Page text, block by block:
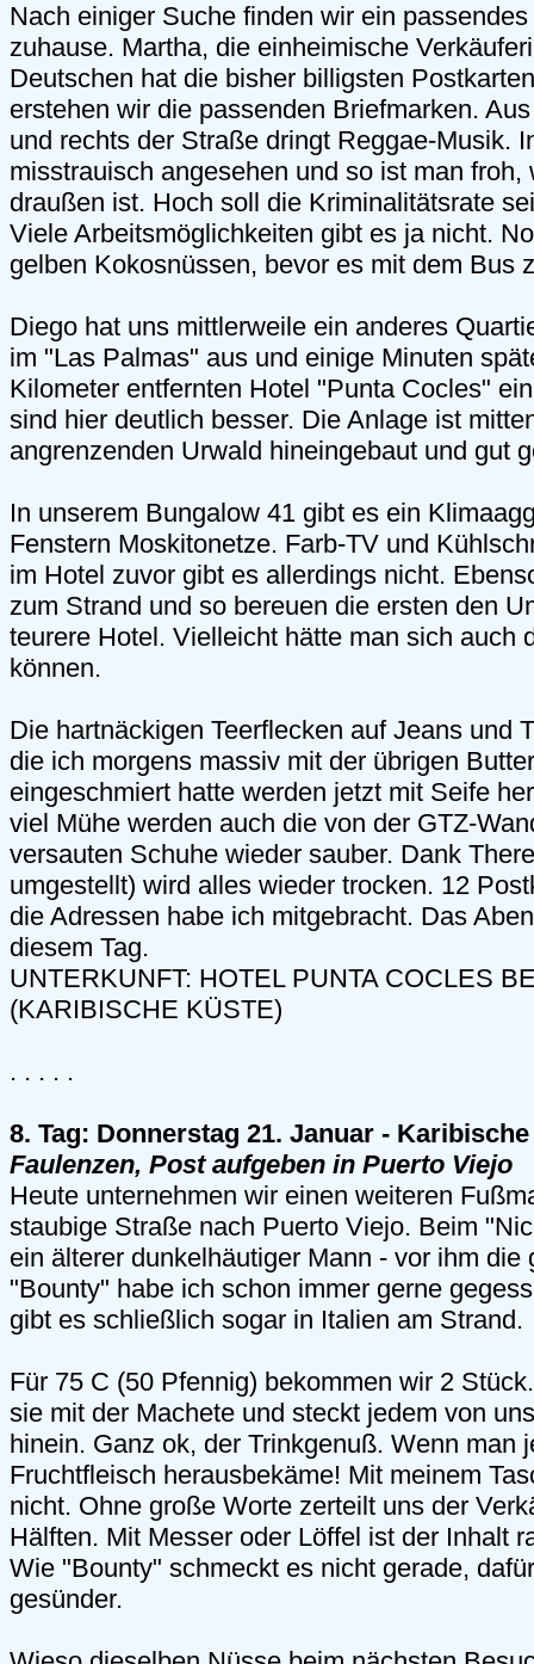
Nach einiger Suche finden wir ein
zuhause. Martha, die einheimische
Deutschen hat die bisher billigsten
erstehen wir die passenden Briefmarken.
und rechts der Straße dringt Reggae-Musik.
misstrauisch angesehen und so ist man froh,
draußen ist. Hoch soll die Kriminalitätsrate
Viele Arbeitsmöglichkeiten gibt es ja nicht.
gelben Kokosnüssen, bevor es mit dem Bus
Diego hat uns mittlerweile ein anderes
im "Las Palmas" aus und einige Minuten
Kilometer entfernten Hotel "Punta Cocles"
sind hier deutlich besser. Die Anlage ist
angrenzenden Urwald hineingebaut und gut
In unserem Bungalow 41 gibt es ein
Fenstern Moskitonetze. Farb-TV und
im Hotel zuvor gibt es allerdings nicht.
zum Strand und so bereuen die ersten den
teurere Hotel. Vielleicht hätte man sich auch
können.
Die hartnäckigen Teerflecken auf Jeans und
die ich morgens massiv mit der übrigen
eingeschmiert hatte werden jetzt mit Seife
viel Mühe werden auch die von der GTZ-
versauten Schuhe wieder sauber. Dank
umgestellt) wird alles wieder trocken. 12
die Adressen habe ich mitgebracht. Das
diesem Tag.
UNTERKUNFT: HOTEL PUNTA COCLES
(KARIBISCHE KÜSTE)
. . . . .
8. Tag: Donnerstag 21. Januar -
Faulenzen, Post aufgeben in Puerto Viejo
Heute unternehmen wir einen weiteren
staubige Straße nach Puerto Viejo. Beim
ein älterer dunkelhäutiger Mann - vor ihm die
"Bounty" habe ich schon immer gerne
gibt es schließlich sogar in Italien am Strand.
Für 75 C (50 Pfennig) bekommen wir 2
sie mit der Machete und steckt jedem von
hinein. Ganz ok, der Trinkgenuß. Wenn man
Fruchtfleisch herausbekäme! Mit meinem
nicht. Ohne große Worte zerteilt uns der
Hälften. Mit Messer oder Löffel ist der Inhalt
Wie "Bounty" schmeckt es nicht gerade,
gesünder.